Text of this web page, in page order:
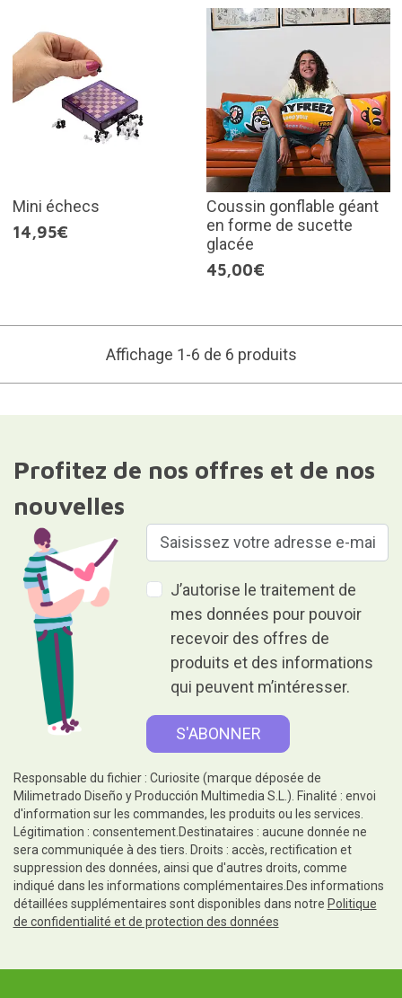
Mini échecs
14,95€
Coussin gonflable géant
en forme de sucette
glacée
45,00€
Affichage 1-6 de 6 produits
Profitez de nos offres et de nos
nouvelles
J’autorise le traitement de
mes données pour pouvoir
recevoir des offres de
produits et des informations
qui peuvent m’intéresser.
Responsable du fichier : Curiosite (marque déposée de
Milimetrado Diseño y Producción Multimedia S.L.). Finalité : envoi
d'information sur les commandes, les produits ou les services.
Légitimation : consentement.Destinataires : aucune donnée ne
sera communiquée à des tiers. Droits : accès, rectification et
suppression des données, ainsi que d'autres droits, comme
indiqué dans les informations complémentaires.Des informations
détaillées supplémentaires sont disponibles dans notre Politique
de confidentialité et de protection des données